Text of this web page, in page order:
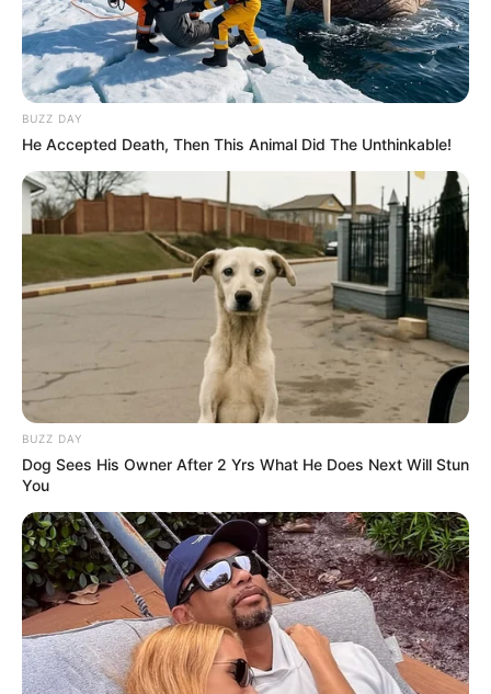
BUZZ DAY
He Accepted Death, Then This Animal Did The Unthinkable!
BUZZ DAY
Dog Sees His Owner After 2 Yrs What He Does Next Will Stun
You